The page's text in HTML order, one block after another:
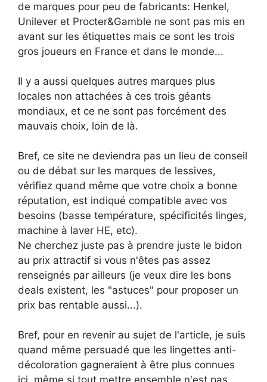
de marques pour peu de fabricants: Henkel,
Unilever et Procter&Gamble ne sont pas mis en
avant sur les étiquettes mais ce sont les trois
gros joueurs en France et dans le monde...
Il y a aussi quelques autres marques plus
locales non attachées à ces trois géants
mondiaux, et ce ne sont pas forcément des
mauvais choix, loin de là.
Bref, ce site ne deviendra pas un lieu de conseil
ou de débat sur les marques de lessives,
vérifiez quand même que votre choix a bonne
réputation, est indiqué compatible avec vos
besoins (basse température, spécificités linges,
machine à laver HE, etc).
Ne cherchez juste pas à prendre juste le bidon
au prix attractif si vous n'êtes pas assez
renseignés par ailleurs (je veux dire les bons
deals existent, les "astuces" pour proposer un
prix bas rentable aussi...).
Bref, pour en revenir au sujet de l'article, je suis
quand même persuadé que les lingettes anti-
décoloration gagneraient à être plus connues